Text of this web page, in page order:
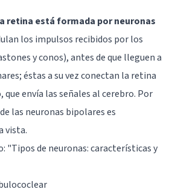
retina está formada por neuronas
los impulsos recibidos por los
y conos), antes de que lleguen a
éstas a su vez conectan la retina
envía las señales al cerebro. Por
las neuronas bipolares es
vista.
"Tipos de neuronas: características y